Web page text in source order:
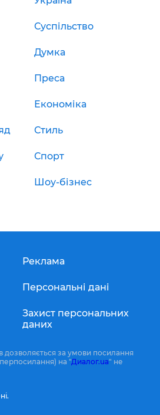
Суспільство
Думка
Преса
Економіка
Стиль
Спорт
Шоу-бізнес
Реклама
Персональні дані
Захист персональних
даних
дозволяється за умови посилання
на "Диалог.ua" не